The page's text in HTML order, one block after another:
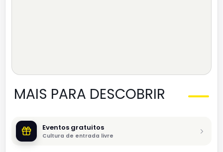
MAIS PARA DESCOBRIR
Eventos gratuitos
Cultura de entrada livre